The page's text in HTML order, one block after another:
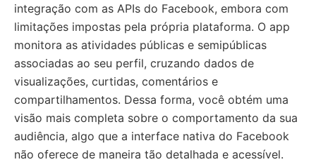
integração com as APIs do Facebook, embora com
limitações impostas pela própria plataforma. O app
monitora as atividades públicas e semipúblicas
associadas ao seu perfil, cruzando dados de
visualizações, curtidas, comentários e
compartilhamentos. Dessa forma, você obtém uma
visão mais completa sobre o comportamento da sua
audiência, algo que a interface nativa do Facebook
não oferece de maneira tão detalhada e acessível.